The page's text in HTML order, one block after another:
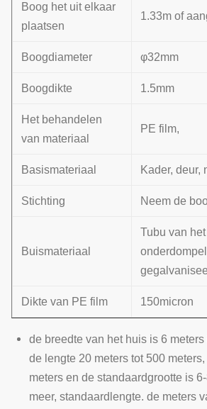
Boog het uit elkaar
plaatsen
1.33m of
Boogdiameter φ32mm
Boogdikte 1.5mm
Het behandelen
van materiaal
PE film,
Basismateriaal Kader, deur,
Stichting Neem de
Buismateriaal
Tubu van
Dikte van PE film 150micron
de breedte van het huis is 6
de lengte 20 meters tot 500
meters en de standaardgrootte is
meer, standaardlengte. de meters